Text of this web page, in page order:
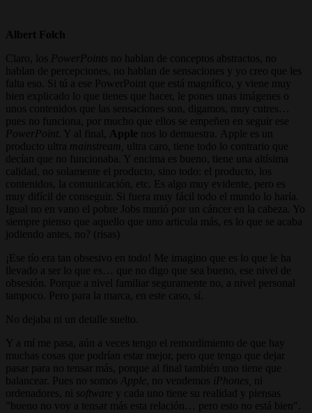
Albert Folch
Claro, los PowerPoints no hablan de conceptos abstractos, no
hablan de percepciones, no hablan de sensaciones y yo creo que les
falta eso. Si tú a ese PowerPoint que está magnífico, y viene muy
bien explicado lo que tienes que hacer, le pones unas imágenes o
unos contenidos que las sensaciones son, digamos, muy cutres…
pues no funciona, por mucho que ellos se empeñen en seguir ese
PowerPoint . Y al final, Apple nos lo demuestra. Apple es un
producto ultra mainstream,
ultra caro, tiene todo lo contrario que
decían que no funcionaba. Y encima es bueno, tiene una altísima
calidad, no solamente el producto, sino todo: el producto, los
contenidos, la comunicación, etc. Es algo muy evidente, pero es
muy difícil de conseguir. Si fuera muy fácil todo el mundo lo haría.
Igual no en vano el pobre Jobs murió por un cáncer en la cabeza. Yo
siempre pienso que aquello que uno articula más, es lo que se acaba
jodiendo antes, no? (risas)
¡Ese tío era tan obsesivo en todo! Me imagino que es lo que le ha
llevado a ser lo que es… que no digo que sea bueno, ese nivel de
obsesión. Porque a nivel familiar seguramente no, a nivel personal
tampoco. Pero para la marca, en este caso, sí.
No dejaba ni un detalle suelto.
Y a mí me pasa, aún a veces tengo el remordimiento de que hay
muchas cosas que podrían estar mejor, pero que tengo que dejar
pasar para no tensar más, porque al final también uno tiene que
balancear. Pues no somos
Apple , no vendemos iPhones,
ordenadores, ni
software y cada uno tiene su realidad y piensas
"bueno no voy a tensar más esta relación… pero esto no está bien".